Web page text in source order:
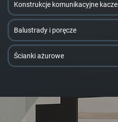
Konstrukcje komunikacyjne kacze
Balustrady i poręcze
Ścianki ażurowe